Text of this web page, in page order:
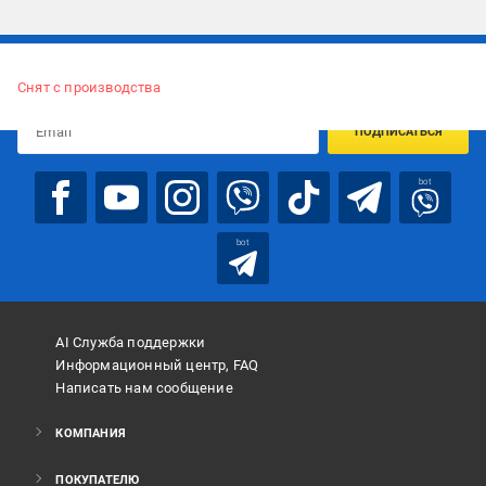
Снят с производства
ПОДПИСАТЬСЯ
bot
bot
AI Служба поддержки
Информационный центр, FAQ
Написать нам сообщение
КОМПАНИЯ
ПОКУПАТЕЛЮ